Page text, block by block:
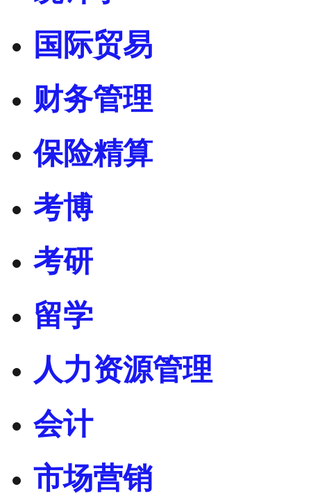
国际贸易
财务管理
保险精算
考博
考研
留学
人力资源管理
会计
市场营销